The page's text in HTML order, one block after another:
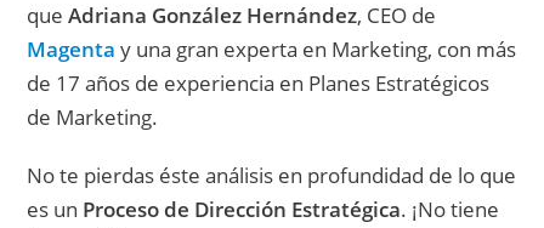
queAdriana González Hernández, CEO de
Magenta y una gran experta en Marketing, con más
de 17 años de experiencia en Planes Estratégicos
de Marketing.
No te pierdas éste análisis en profundidad de lo que
es un Proceso de Dirección Estratégica. ¡No tiene